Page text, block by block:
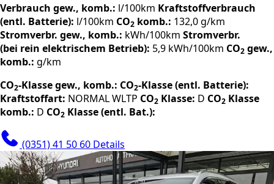
Verbrauch gew., komb.: l/100km Kraftstoffverbrauch
(entl. Batterie): l/100km CO2 komb.: 132,0 g/km
Stromverbr. gew., komb.: kWh/100km Stromverbr.
(bei rein elektrischem Betrieb): 5,9 kWh/100km CO2 gew.,
komb.: g/km
CO2-Klasse gew., komb.: CO2-Klasse (entl. Batterie):
Kraftstoffart: NORMALWLTP CO2 Klasse: D CO2 Klasse
komb.: D CO2 Klasse (entl. Bat.):
(0351) 41 50 60 Details